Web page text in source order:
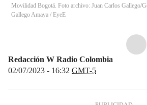
Movilidad Bogotá. Foto archivo: Juan Carlos Gallego/
Gallego Amaya / EyeE
Redacción W Radio Colombia
02/07/2023 - 16:32 GMT-5